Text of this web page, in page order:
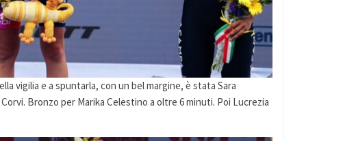
vigilia e a spuntarla, con un bel margine, è stata Sara
Bronzo per Marika Celestino a oltre 6 minuti. Poi Lucrezia